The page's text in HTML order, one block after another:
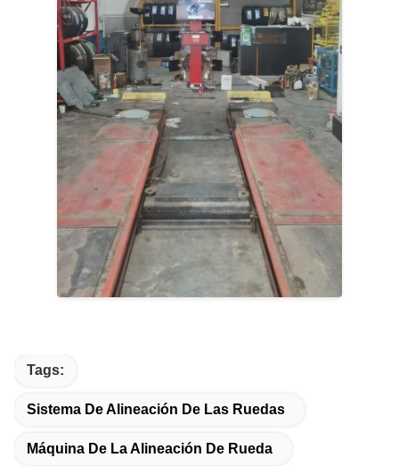
Tags:
Sistema De Alineación De Las Ruedas
Máquina De La Alineación De Rueda